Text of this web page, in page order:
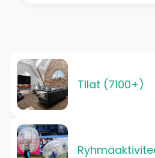
Tilat (7100+)